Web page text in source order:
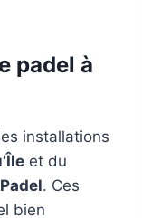
padel à
installations
et du
. Ces
bien